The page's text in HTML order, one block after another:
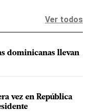
Ver todos
dominicanas llevan
vez en República